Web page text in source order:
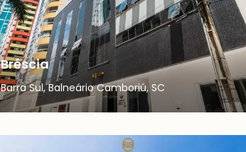
Bréscia
Barra Sul, Balneário Camboriú, SC